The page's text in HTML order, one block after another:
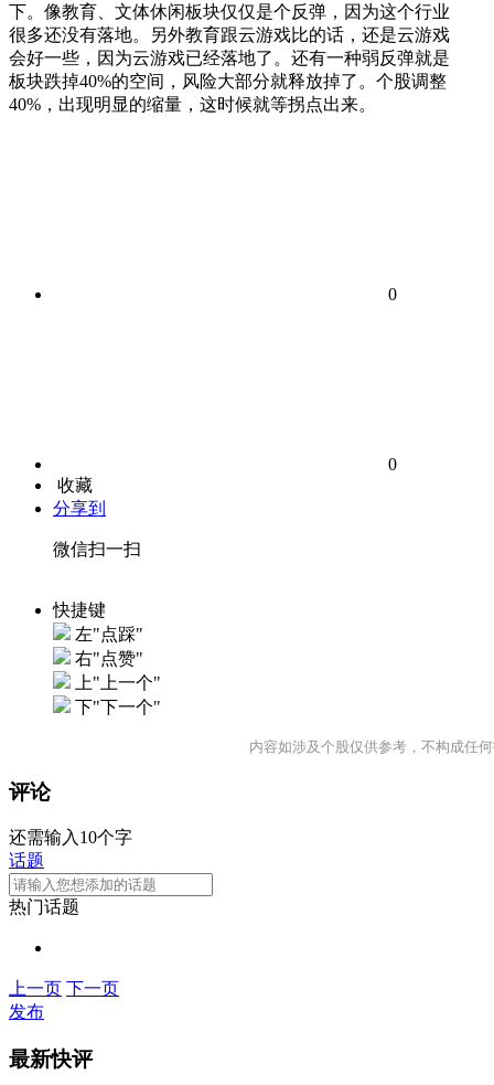
下。像教育、文体休闲板块仅仅是个反弹，因为这个行业
很多还没有落地。另外教育跟云游戏比的话，还是云游戏
会好一些，因为云游戏已经落地了。还有一种弱反弹就是
板块跌掉40%的空间，风险大部分就释放掉了。个股调整
40%，出现明显的缩量，这时候就等拐点出来。
0
0
收藏
分享到
微信扫一扫
快捷键
左"点踩"
右"点赞"
上"上一个"
下"下一个"
内容如涉及个股仅供参考，不构成任
评论
还需输入10个字
话题
热门话题
上一页 下一页
发布
最新快评